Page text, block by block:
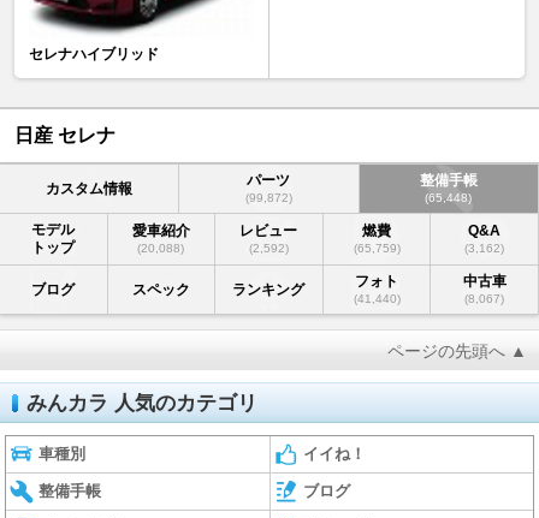
セレナハイブリッド
日産 セレナ
カスタム情報 パーツ
(99,872)
整備手帳
(65,448)
モデル
トップ
愛車紹介
(20,088)
レビュー
(2,592)
燃費
(65,759)
Q&A
(3,162)
ブログ スペック ランキング フォト
(41,440)
中古車
(8,067)
ページの先頭へ ▲
みんカラ 人気のカテゴリ
車種別 イイね！
整備手帳 ブログ